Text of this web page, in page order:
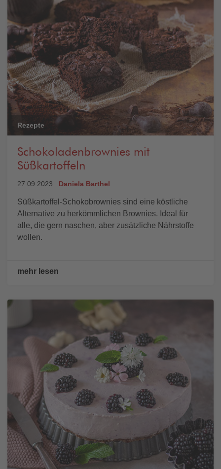
Rezepte
Schokoladenbrownies mit
Süßkartoffeln
27.09.2023 Daniela Barthel
Süßkartoffel-Schokobrownies sind eine köstliche
Alternative zu herkömmlichen Brownies. Ideal für
alle, die gern naschen, aber zusätzliche Nährstoffe
wollen.
mehr lesen